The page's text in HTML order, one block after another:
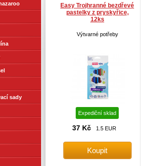
sady
Easy Trojhranné bezdřevé
pastelky z pryskyřice,
12ks
Výtvarné potřeby
Expediční sklad
37 Kč 1.5 EUR